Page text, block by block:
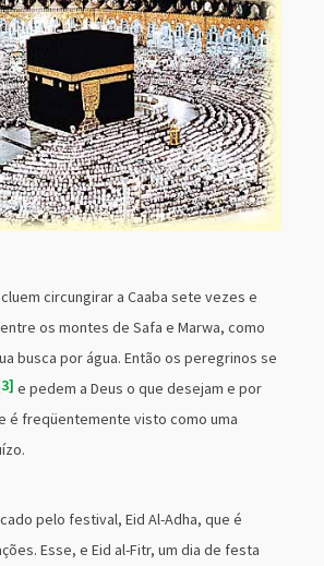
circungirar a Caaba sete vezes e
os montes de Safa e Marwa, como
busca por água. Então os peregrinos se
3 e pedem a Deus o que desejam e por
é freqüentemente visto como uma
pelo festival, Eid Al-Adha, que é
Esse, e Eid al-Fitr, um dia de festa